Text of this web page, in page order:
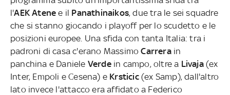
l'AEK Atene e il Panathinaikos, due tra le sei squadre
che si stanno giocando i playoff per lo scudetto e le
posizioni europee. Una sfida con tanta Italia: tra i
padroni di casa c'erano MassimoCarrera in
panchina e Daniele Verdein campo, oltre a Livaja(ex
Inter, Empoli e Cesena) e Krsticic(ex Samp), dall'altro
lato invece l'attacco era affidato a Federico